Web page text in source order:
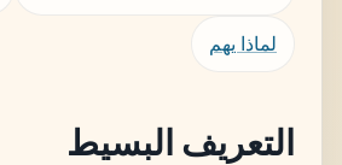
لماذا يهم
التعريف البسيط